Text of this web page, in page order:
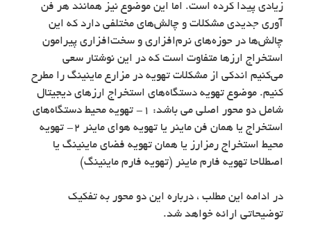
زیادی پیدا کرده است. اما این موضوع نیز همانند هر فن
آوری جدیدی مشکلات و چالش‌های مختلفی دارد که این
چالش‌ها در حوزه‌های نرم‌افزاری و سخت‌افزاری پیرامون
استخراج ارزها متفاوت است که در این نوشتار سعی
می‌کنیم اندکی از مشکلات تهویه در مزارع ماینینگ را مطرح
کنیم. موضوع تهویه دستگاه‌های استخراج ارزهای دیجیتال
شامل دو محور اصلی می باشد: ۱- تهویه محیط دستگاه‌های
استخراج یا همان فن ماینر یا تهویه هوای ماینر ۲- تهویه
محیط استخراج رمزارز یا همان تهویه فضای ماینینگ یا
اصطلاحا تهویه فارم ماینر (تهویه فارم ماینینگ)
در ادامه این مطلب ، درباره این دو محور به تفکیک
توضیحاتی ارائه خواهد شد.